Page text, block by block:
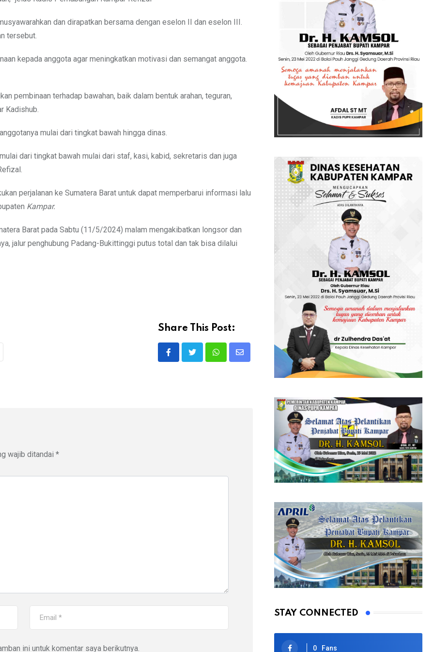
dan dirapatkan bersama dengan eselon II dan eselon III.
tersebut.
kepada anggota agar meningkatkan motivasi dan semangat anggota.
pembinaan terhadap bawahan, baik dalam bentuk arahan, teguran,
Kadishub.
mulai dari tingkat bawah hingga dinas.
dari tingkat bawah mulai dari staf, kasi, kabid, sekretaris dan juga
perjalanan ke Sumatera Barat untuk dapat memperbarui informasi lalu
Kampar.
Barat pada Sabtu (11/5/2024) malam mengakibatkan longsor dan
jalur penghubung Padang-Bukittinggi putus total dan tak bisa dilalui
Share This Post:
WhatsappShare
wajib ditandai *
ini untuk komentar saya berikutnya.
STAY CONNECTED
0 Fans